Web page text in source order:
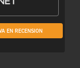
EN RECENSION